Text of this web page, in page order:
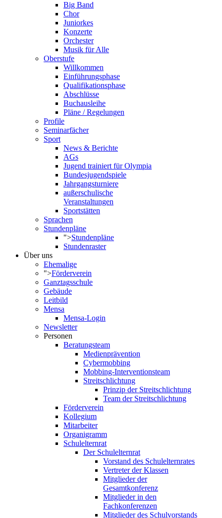
Big Band
Chor
Juniorkes
Konzerte
Orchester
Musik für Alle
Oberstufe
Willkommen
Einführungsphase
Qualifikationsphase
Abschlüsse
Buchausleihe
Pläne / Regelungen
Profile
Seminarfächer
Sport
News & Berichte
AGs
Jugend trainiert für Olympia
Bundesjugendspiele
Jahrgangsturniere
außerschulische
Veranstaltungen
Sportstätten
Sprachen
Stundenpläne
">Stundenpläne
Stundenraster
Über uns
Ehemalige
">Förderverein
Ganztagsschule
Gebäude
Leitbild
Mensa
Mensa-Login
Newsletter
Personen
Beratungsteam
Medienprävention
Cybermobbing
Mobbing-Interventionsteam
Streitschlichtung
Prinzip der Streitschlichtung
Team der Streitschlichtung
Förderverein
Kollegium
Mitarbeiter
Organigramm
Schulelternrat
Der Schulelternrat
Vorstand des Schulelternrates
Vertreter der Klassen
Mitglieder der
Gesamtkonferenz
Mitglieder in den
Fachkonferenzen
Mitglieder des Schulvorstands